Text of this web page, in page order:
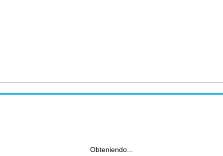
Obteniendo...